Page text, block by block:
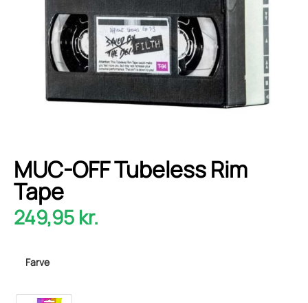
MUC-OFF Tubeless Rim
Tape
249,95 kr.
Farve